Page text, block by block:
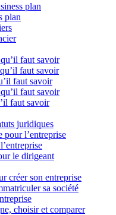
plan
plan
faut savoir
faut savoir
faut savoir
faut savoir
faut savoir
juridiques
pour l’entreprise
le dirigeant
créer son entreprise
sa société
choisir et comparer